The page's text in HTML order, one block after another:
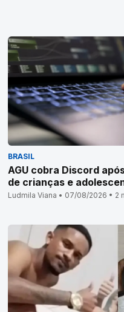
BRASIL
AGU cobra Discord
de crianças e
Ludmila Viana • 07/08/2026 • 2